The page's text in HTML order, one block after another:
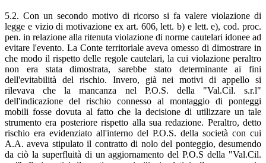
5.2. Con un secondo motivo di ricorso si fa valere violazione di
legge e vizio di motivazione ex art. 606, lett. b) e lett. e), cod. proc.
pen. in relazione alla ritenuta violazione di norme cautelari idonee ad
evitare l'evento. La Conte territoriale aveva omesso di dimostrare in
che modo il rispetto delle regole cautelari, la cui violazione peraltro
non era stata dimostrata, sarebbe stato determinante ai fini
dell'evitabilità del rischio. Invero, già nei motivi di appello si
rilevava che la mancanza nel P.O.S. della "Val.Cil. s.r.l"
dell'indicazione del rischio connesso al montaggio di ponteggi
mobili fosse dovuta al fatto che la decisione di utilizzare un tale
strumento era posteriore rispetto alla sua redazione. Peraltro, detto
rischio era evidenziato all'interno del P.O.S. della società con cui
A.A. aveva stipulato il contratto di nolo del ponteggio, desumendo
da ciò la superfluità di un aggiornamento del P.O.S della "Val.Cil.